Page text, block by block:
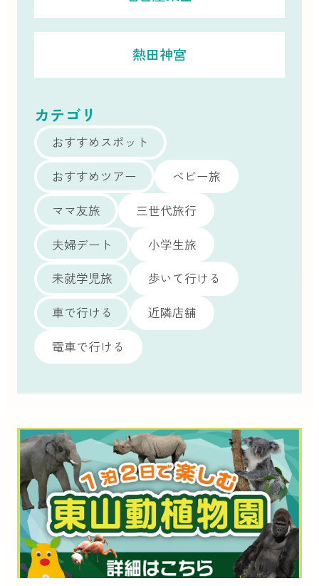
熱田神宮
カテゴリ
おすすめスポット
おすすめツアー
ベビー旅
ママ友旅
三世代旅行
夫婦デート
小学生旅
未就学児旅
歩いて行ける
車で行ける
近隣店舗
電車で行ける